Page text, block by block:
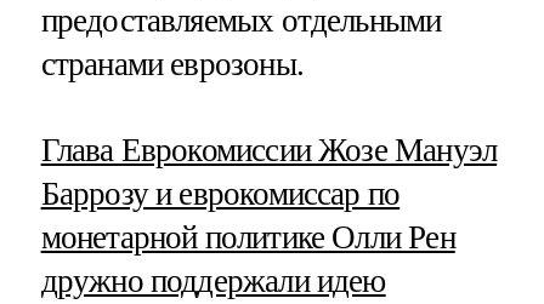
предоставляемых отдельными
странами еврозоны.
Глава Еврокомиссии Жозе Мануэл
Баррозу и еврокомиссар по
монетарной политике Олли Рен
дружно поддержали идею